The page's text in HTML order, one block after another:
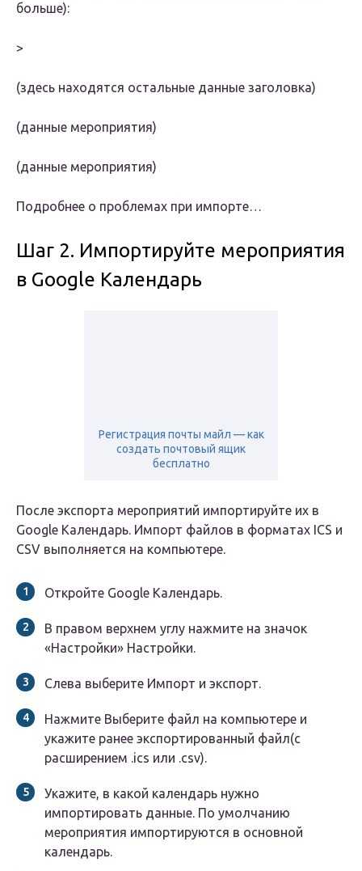
больше):
>
(здесь находятся остальные данные заголовка)
(данные мероприятия)
(данные мероприятия)
Подробнее о проблемах при импорте…
Шаг 2. Импортируйте мероприятия
в Google Календарь
Регистрация почты майл — как
создать почтовый ящик
бесплатно
После экспорта мероприятий импортируйте их в
Google Календарь. Импорт файлов в форматах ICS и
CSV выполняется на компьютере.
Откройте Google Календарь.
В правом верхнем углу нажмите на значок
«Настройки» Настройки.
Слева выберите Импорт и экспорт.
Нажмите Выберите файл на компьютере и
укажите ранее экспортированный файл(с
расширением .ics или .csv).
Укажите, в какой календарь нужно
импортировать данные. По умолчанию
мероприятия импортируются в основной
календарь.